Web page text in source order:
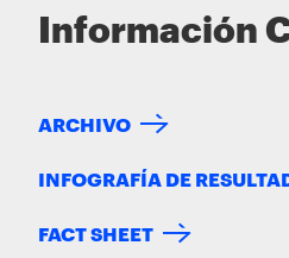
Información
ARCHIVO
INFOGRAFÍA DE
FACT SHEET